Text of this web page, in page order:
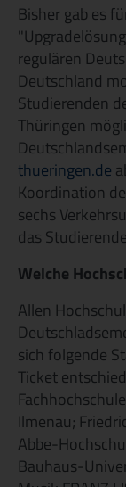
Bisher gab es
regulären
Deutschland
Studierenden
Thüringen
thueringen.de
L
i
n
ö
f
f
n
e
t
e
i
n
e
Koordination
sechs
das
Welche
Allen
sich folgende
Ticket
Ilmenau;
Abbe-
Bauhaus-